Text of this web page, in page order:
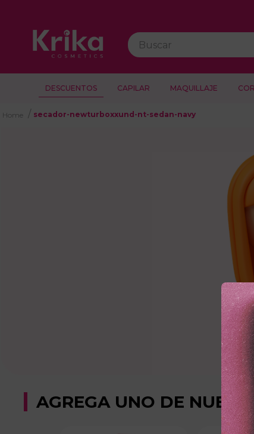
Buscar
DESCUENTOS CAPILAR MAQUILLAJE
secador-newturboxxund-nt-sedan-navy
AGREGA UNO DE